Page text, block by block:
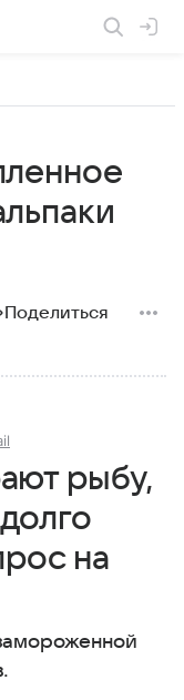
Поделиться
рыбу,
на